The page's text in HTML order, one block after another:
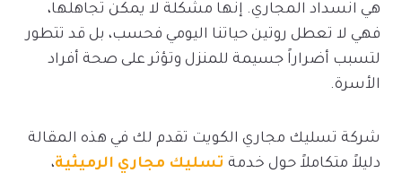
هي انسداد المجاري. إنها مشكلة لا يمكن تجاهلها،
فهي لا تعطل روتين حياتنا اليومي فحسب، بل قد تتطور
لتسبب أضراراً جسيمة للمنزل وتؤثر على صحة أفراد
الأسرة.
شركة تسليك مجاري الكويت تقدم لك في هذه المقالة
دليلاً متكاملاً حول خدمة تسليك مجاري الرميثية،